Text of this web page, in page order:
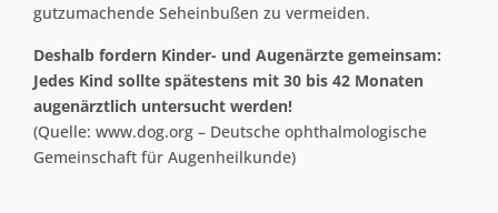
gutzumachende Seheinbußen zu vermeiden.
Deshalb fordern Kinder- und Augenärzte gemeinsam:
Jedes Kind sollte spätestens mit 30 bis 42 Monaten
augenärztlich untersucht werden!
(Quelle: www.dog.org – Deutsche ophthalmologische
Gemeinschaft für Augenheilkunde)